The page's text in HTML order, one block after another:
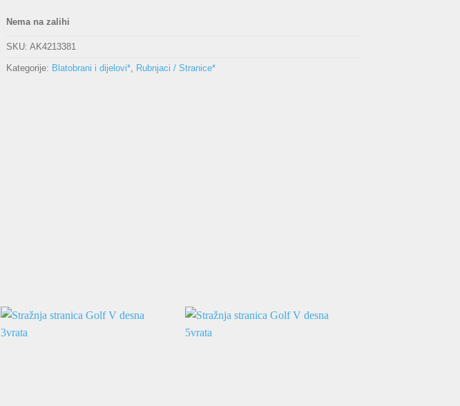
Nema na zalihi
SKU: AK4213381
Kategorije: Blatobrani i dijelovi*, Rubnjaci / Stranice*